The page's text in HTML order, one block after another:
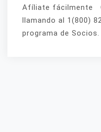
Afíliate fácilmente
llamando al 1(800)
programa de Socios.